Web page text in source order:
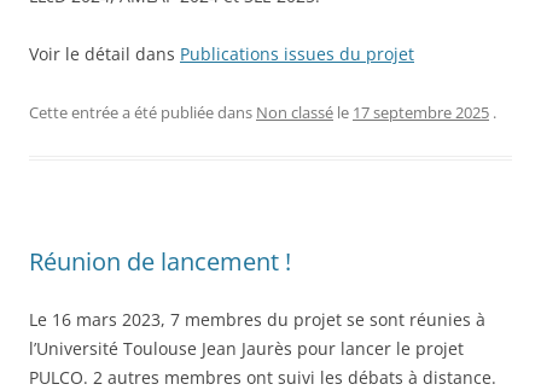
Voir le détail dans Publications issues du projet
Cette entrée a été publiée dans Non classé le 17 septembre 2025 .
Réunion de lancement !
Le 16 mars 2023, 7 membres du projet se sont réunies à
l’Université Toulouse Jean Jaurès pour lancer le projet
PULCO. 2 autres membres ont suivi les débats à distance.